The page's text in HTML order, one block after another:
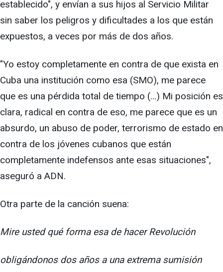
establecido", y envían a sus hijos al Servicio Militar
sin saber los peligros y dificultades a los que están
expuestos, a veces por más de dos años.
"Yo estoy completamente en contra de que exista en
Cuba una institución como esa (SMO), me parece
que es una pérdida total de tiempo (...) Mi posición es
clara, radical en contra de eso, me parece que es un
absurdo, un abuso de poder, terrorismo de estado en
contra de los jóvenes cubanos que están
completamente indefensos ante esas situaciones",
aseguró a ADN.
Otra parte de la canción suena:
Mire usted qué forma esa de hacer Revolución
obligándonos dos años a una extrema sumisión